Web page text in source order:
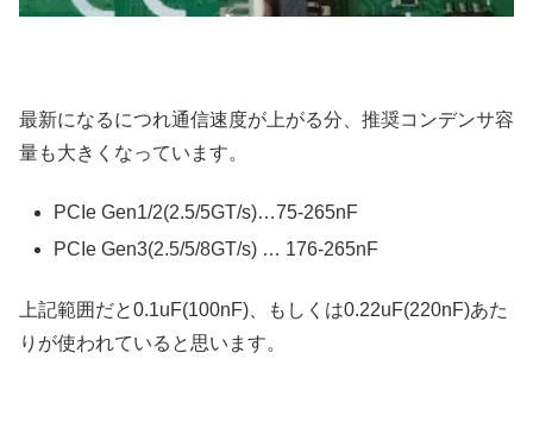
最新になるにつれ通信速度が上がる分、推奨コンデンサ容
量も大きくなっています。
PCIe Gen1/2(2.5/5GT/s)…75-265nF
PCIe Gen3(2.5/5/8GT/s) … 176-265nF
上記範囲だと0.1uF(100nF)、もしくは0.22uF(220nF)あた
りが使われていると思います。